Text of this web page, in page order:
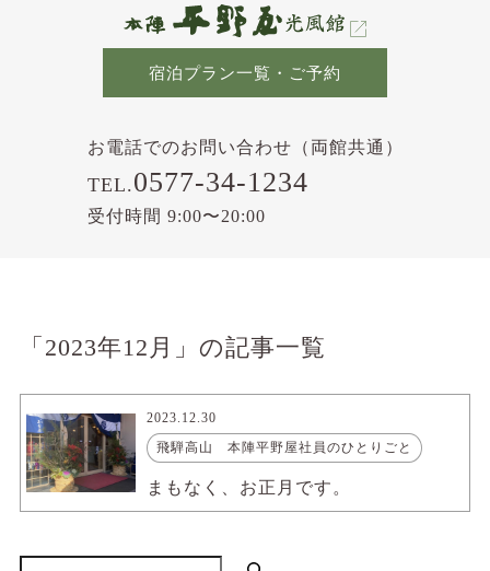
宿泊プラン一覧・ご予約
お電話でのお問い合わせ（両館共通）
TEL.0577-34-1234
受付時間 9:00〜20:00
「2023年12月」の記事一覧
2023.12.30
飛騨高山 本陣平野屋社員のひとりごと
まもなく、お正月です。